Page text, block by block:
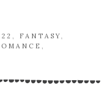
, FANTASY,
,